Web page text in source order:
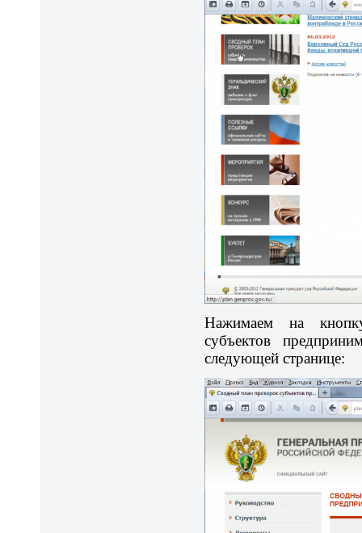
Нажимаем на
субъектов
следующей странице: